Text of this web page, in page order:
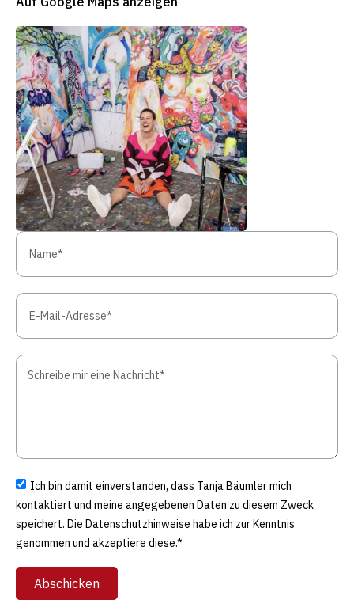
Ich bin damit einverstanden, dass Tanja Bäumler mich
kontaktiert und meine angegebenen Daten zu diesem Zweck
speichert. Die Datenschutzhinweise habe ich zur Kenntnis
genommen und akzeptiere diese.*
Abschicken